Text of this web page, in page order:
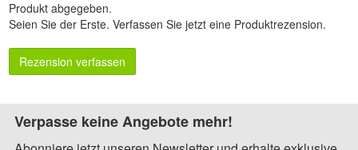
Produkt abgegeben.
Seien Sie der Erste. Verfassen Sie jetzt eine Produktrezension.
Rezension verfassen
Verpasse keine Angebote mehr!